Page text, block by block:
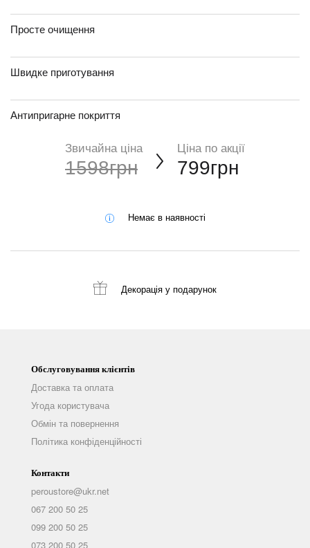
Просте очищення
Швидке приготування
Антипригарне покриття
Звичайна ціна
1598грн
Ціна по акції
799грн
Немає в наявності
Декорація у подарунок
Обслуговування клієнтів
Доставка та оплата
Угода користувача
Обмін та повернення
Політика конфіденційності
Контакти
peroustore@ukr.net
067 200 50 25
099 200 50 25
073 200 50 25